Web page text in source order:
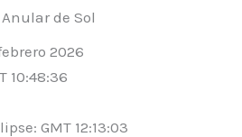
de Sol
2026
10:48:36
GMT 12:13:03